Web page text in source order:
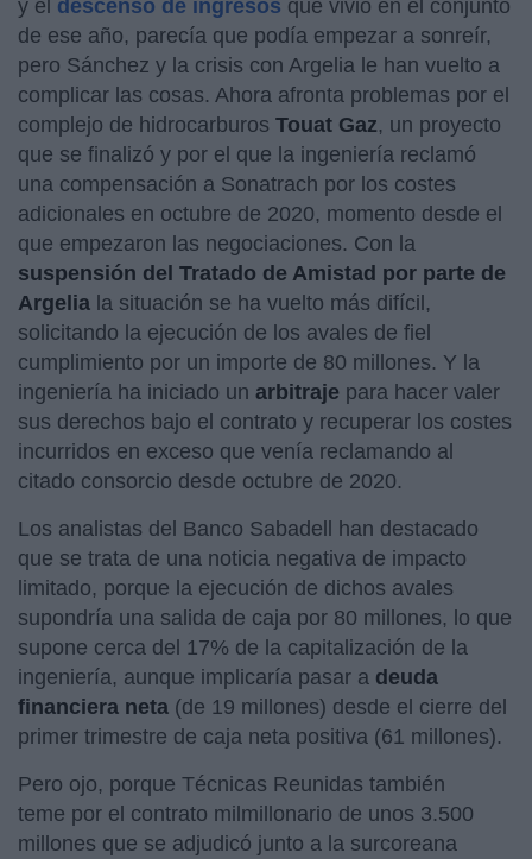
y el descenso de ingresos que vivió en el conjunto
de ese año, parecía que podía empezar a sonreír,
pero Sánchez y la crisis con Argelia le han vuelto a
complicar las cosas. Ahora afronta problemas por el
complejo de hidrocarburos Touat Gaz, un proyecto
que se finalizó y por el que la ingeniería reclamó
una compensación a Sonatrach por los costes
adicionales en octubre de 2020, momento desde el
que empezaron las negociaciones. Con la
suspensión del Tratado de Amistad por parte de
Argelia la situación se ha vuelto más difícil,
solicitando la ejecución de los avales de fiel
cumplimiento por un importe de 80 millones. Y la
ingeniería ha iniciado un arbitraje para hacer valer
sus derechos bajo el contrato y recuperar los costes
incurridos en exceso que venía reclamando al
citado consorcio desde octubre de 2020.
Los analistas del Banco Sabadell han destacado
que se trata de una noticia negativa de impacto
limitado, porque la ejecución de dichos avales
supondría una salida de caja por 80 millones, lo que
supone cerca del 17% de la capitalización de la
ingeniería, aunque implicaría pasar a deuda
financiera neta (de 19 millones) desde el cierre del
primer trimestre de caja neta positiva (61 millones).
Pero ojo, porque Técnicas Reunidas también
teme por el contrato milmillonario de unos 3.500
millones que se adjudicó junto a la surcoreana